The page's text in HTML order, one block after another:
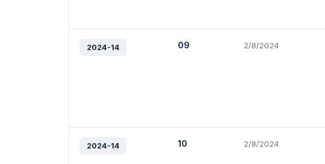
2024-14 09 2/8/2024
2024-14 10 2/8/2024